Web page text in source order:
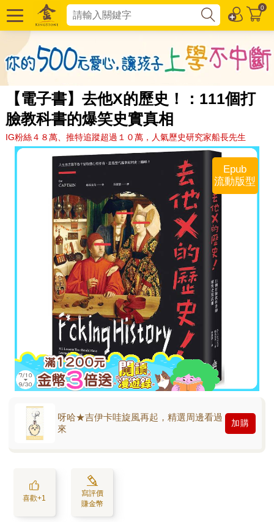
0
【電子書】去他X的歷史！：111個打
臉教科書的爆笑史實真相
IG粉絲４８萬、推特追蹤超過１０萬，人氣歷史研究家船長先生
Epub
流動版型
呀哈★吉伊卡哇旋風再起，精選周邊看過
來
加購
喜歡+1
寫評價
賺金幣